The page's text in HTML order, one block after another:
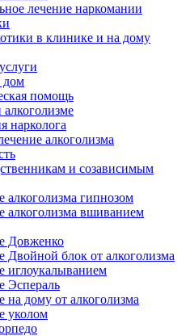
лечение наркомании
в клинике и на дому
дом
помощь
нарколога
алкоголизма
и созависимым
алкоголизма гипнозом
алкоголизма вшиванием
Довженко
Двойной блок от алкоголизма
иглоукалыванием
Эспераль
на дому от алкоголизма
уколом